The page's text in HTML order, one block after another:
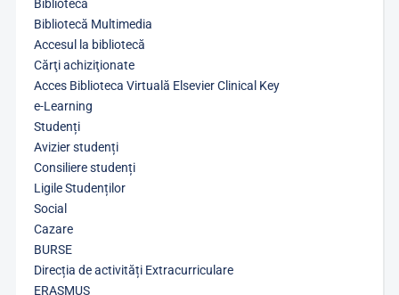
Bibliotecă
Bibliotecă Multimedia
Accesul la bibliotecă
Cărţi achiziţionate
Acces Biblioteca Virtuală Elsevier Clinical Key
e-Learning
Studenți
Avizier studenți
Consiliere studenți
Ligile Studenților
Social
Cazare
BURSE
Direcția de activități Extracurriculare
ERASMUS